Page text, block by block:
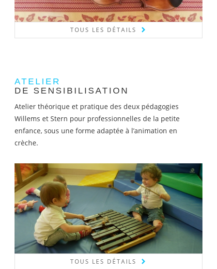
TOUS LES DÉTAILS
ATELIER
DE SENSIBILISATION
Atelier théorique et pratique des deux pédagogies
Willems et Stern pour professionnelles de la petite
enfance, sous une forme adaptée à l’animation en
crèche.
TOUS LES DÉTAILS